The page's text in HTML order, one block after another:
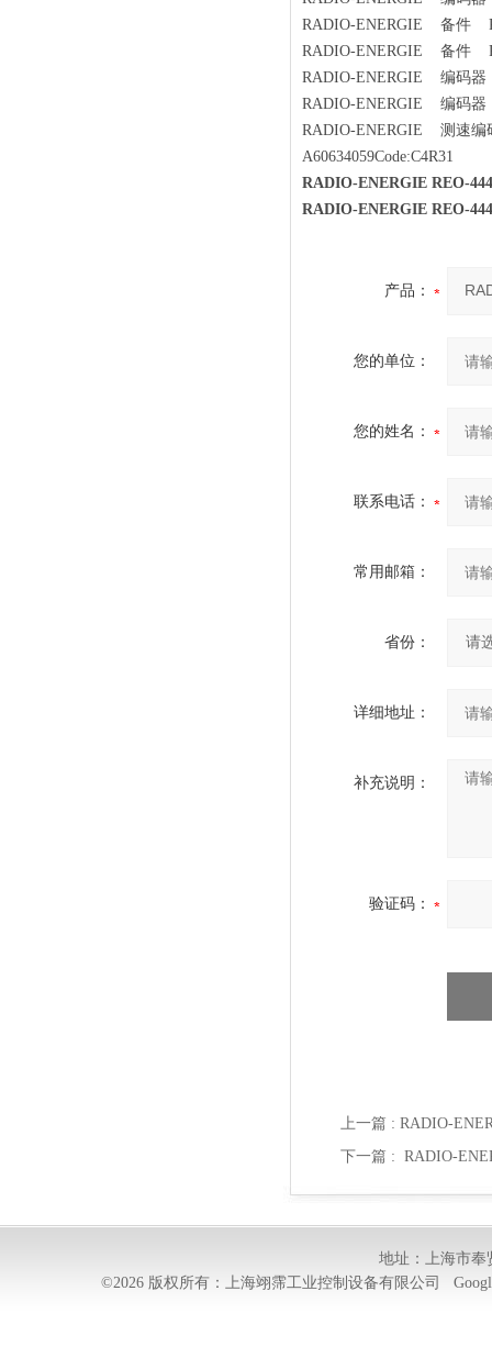
RADIO-ENERGIE 备件
RADIO-ENERGIE 备件
RADIO-ENERGIE 编码器
RADIO-ENERGIE 编码器
RADIO-ENERGIE 测速编
A60634059Code:C4R31
RADIO-ENERGIE REO-
RADIO-ENERGIE REO-
产品：
您的单位：
您的姓名：
联系电话：
常用邮箱：
省份：
详细地址：
补充说明：
验证码：
上一篇 : RADIO-
下一篇 : RADIO-
地址：上海市奉
©2026 版权所有：上海翊霈工业控制设备有限公司